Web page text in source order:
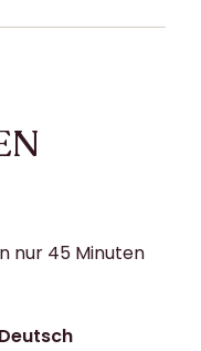
nur 45 Minuten